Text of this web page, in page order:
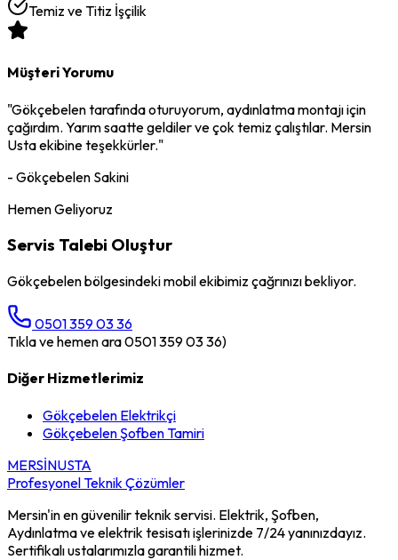
Temiz ve Titiz İşçilik
Müşteri Yorumu
"Gökçebelentarafında oturuyorum, aydınlatma montajıiçin
çağırdım. Yarım saatte geldiler ve çok temiz çalıştılar. Mersin
Usta ekibine teşekkürler."
- Gökçebelen Sakini
Hemen Geliyoruz
Servis Talebi Oluştur
Gökçebelenbölgesindeki mobil ekibimiz çağrınızı bekliyor.
0501 359 03 36
Tıkla ve hemen ara 0501 359 03 36)
Diğer Hizmetlerimiz
Gökçebelen Elektrikçi
GökçebelenŞofben Tamiri
MERSİNUSTA
Profesyonel Teknik Çözümler
Mersin'in en güvenilir teknik servisi. Elektrik, Şofben,
Aydınlatma ve elektrik tesisatı işlerinizde 7/24 yanınızdayız.
Sertifikalı ustalarımızla garantili hizmet.